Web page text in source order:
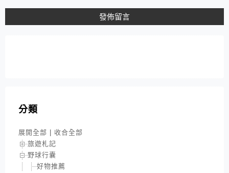
分類
展開全部
收合全部
旅遊札記
野球行囊
好物推薦